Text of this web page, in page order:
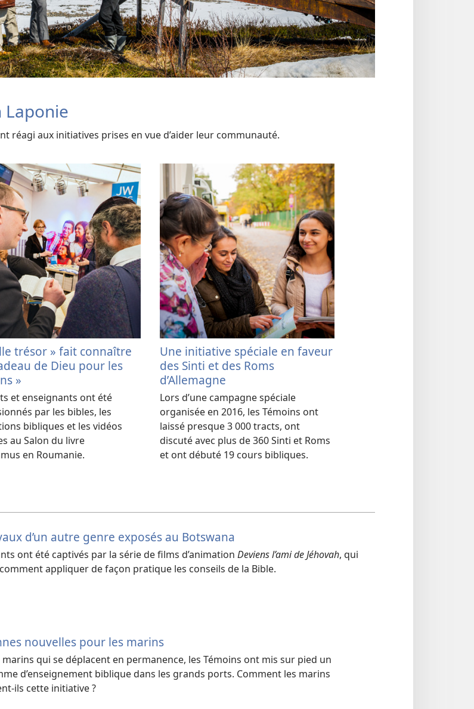
Laponie
réagi aux initiatives prises en vue d’aider leur communauté.
trésor » fait connaître
de Dieu pour les
»
et enseignants ont été
par les bibles, les
bibliques et les vidéos
au Salon du livre
en Roumanie.
Une initiative spéciale en faveur
des Sinti et des Roms
d’Allemagne
Lors d’une campagne spéciale
organisée en 2016, les Témoins ont
laissé presque 3 000 tracts, ont
discuté avec plus de 360 Sinti et Roms
et ont débuté 19 cours bibliques.
d’un autre genre exposés au Botswana
ont été captivés par la série de films d’animationDeviens l’ami de Jéhovah, qui
appliquer de façon pratique les conseils de la Bible.
nouvelles pour les marins
marins qui se déplacent en permanence, les Témoins ont mis sur pied un
d’enseignement biblique dans les grands ports. Comment les marins
ils cette initiative ?